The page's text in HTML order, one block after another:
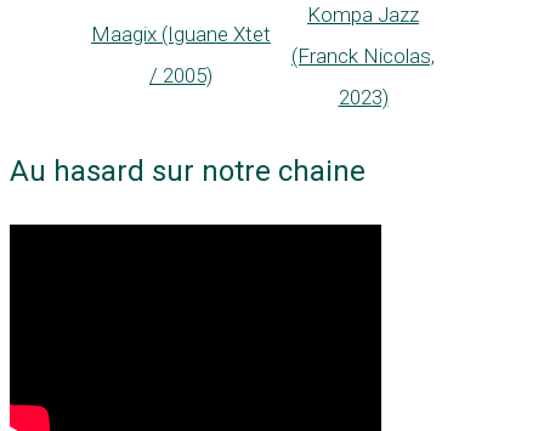
Maagix (Iguane Xtet
/ 2005)
Kompa Jazz
(Franck Nicolas,
2023)
Au hasard sur notre chaine